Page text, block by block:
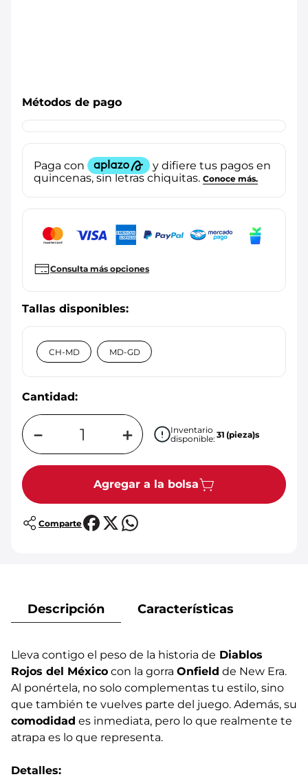
Métodos de pago
Consulta más opciones
CH-MD MD-GD
Cantidad:
＋
－
Inventario
disponible: 31 (pieza)s
Agregar a la bolsa
Comparte
Descripción Características
Lleva contigo el peso de la historia de Diablos
Rojos del México con la gorra Onfield de New Era.
Al ponértela, no solo complementas tu estilo, sino
que también te vuelves parte del juego. Además, su
comodidad es inmediata, pero lo que realmente te
atrapa es lo que representa.
Detalles: